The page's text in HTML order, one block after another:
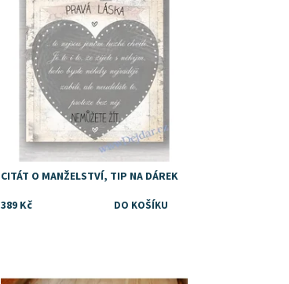
CITÁT O MANŽELSTVÍ, TIP NA DÁREK
389 Kč